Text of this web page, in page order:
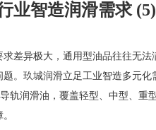
业智造润滑需求 (5)
差异极大，通用型油品往往无法
。玖城润滑立足工业智造多元化
轨润滑油，覆盖轻型、中型、重